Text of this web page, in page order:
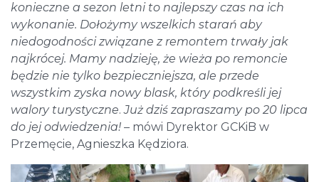
konieczne a sezon letni to najlepszy czas na ich
wykonanie. Dołożymy wszelkich starań aby
niedogodności związane z remontem trwały jak
najkrócej. Mamy nadzieję, że wieża po remoncie
będzie nie tylko bezpieczniejsza, ale przede
wszystkim zyska nowy blask, który podkreśli jej
walory turystyczne. Już dziś zapraszamy po 20 lipca
do jej odwiedzenia! – mówi Dyrektor GCKiB w
Przemęcie, Agnieszka Kędziora.